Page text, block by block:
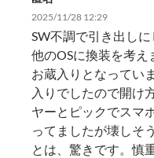
2025/11/28 12:29
SW不調で引き出し
他のOSに換装を考え
お蔵入りとなってい
入りでしたので開け
ヤーとピックでスマ
ってましたが壊しそ
とは、驚きです。慎